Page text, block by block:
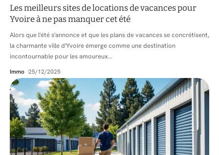
Les meilleurs sites de locations de vacances pour
Yvoire à ne pas manquer cet été
Alors que l'été s'annonce et que les plans de vacances se concrétisent,
la charmante ville d'Yvoire émerge comme une destination
incontournable pour les amoureux…
Immo 25/12/2025